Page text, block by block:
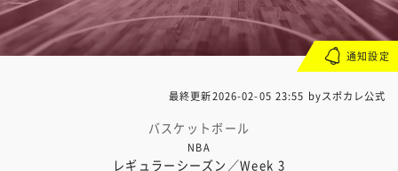
最終更新2026-02-05 23:55 byスポカレ公式
バスケットボール
NBA
レギュラーシーズン／Week 3
通知設定